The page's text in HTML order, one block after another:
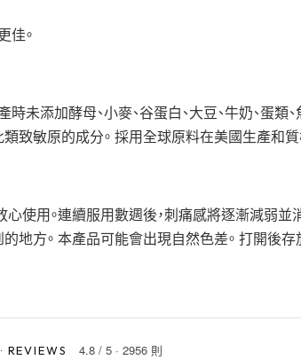
佳。
未添加酵母、小麥、谷蛋白、大豆、牛奶、蛋類、
致敏原的成分。 採用全球原料在美國生產和質
使用。連續服用數週後，刺痛感將逐漸減弱並
地方。 本產品可能會出現自然色差。 打開後存
· REVIEWS 4.8 /5 ·2956 則